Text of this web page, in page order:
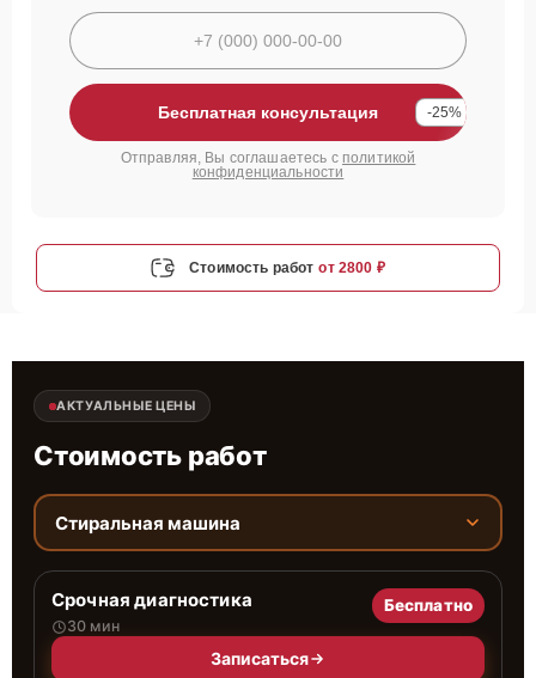
Бесплатная консультация -25%
Отправляя, Вы соглашаетесь с политикой
конфиденциальности
Стоимость работ от 2800 ₽
АКТУАЛЬНЫЕ ЦЕНЫ
Стоимость работ
Стиральная машина
Срочная диагностика
30 мин
Бесплатно
Записаться